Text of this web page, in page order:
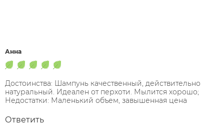
Анна
Достоинства: Шампунь качественный, действительно
натуральный. Идеален от перхоти. Мылится хорошо;
Недостатки: Маленький объем, завышенная цена
Ответить